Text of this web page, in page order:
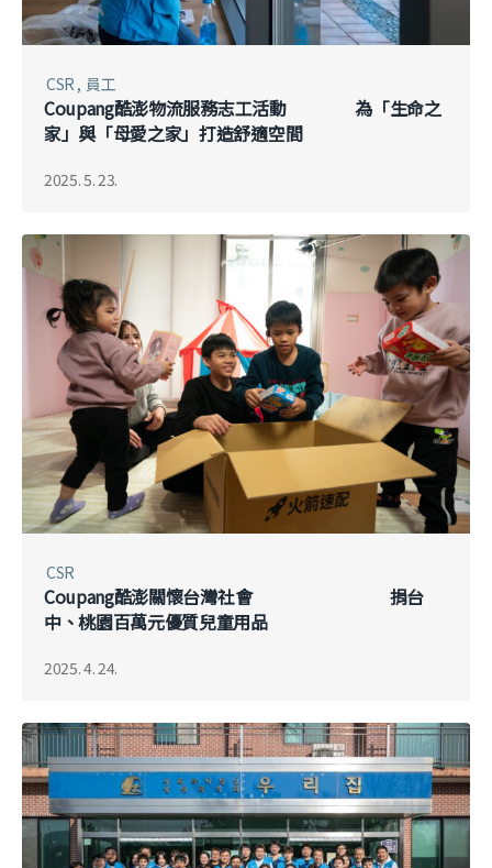
CSR 員工
Coupang酷澎物流服務志工活動 為「生命之
家」與「母愛之家」打造舒適空間
2025. 5. 23.
CSR
Coupang酷澎關懷台灣社會 捐台
中、桃園百萬元優質兒童用品
2025. 4. 24.